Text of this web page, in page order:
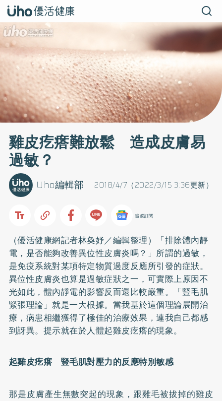
雞皮疙瘩難放鬆 造成皮膚易
過敏？
2018/4/7（2022/3/15 3:36更新）
Uho編輯部
追蹤訂閱
（優活健康網記者林奐妤／編輯整理）「排除體內靜
電，是否能夠改善異位性皮膚炎嗎？」所謂的過敏，
是免疫系統對某項特定物質過度反應所引發的症狀。
異位性皮膚炎也算是過敏症狀之一，可實際上原因不
光如此，體內靜電的影響反而還比較嚴重。「豎毛肌
緊張理論」就是一大根據。當我基於這個理論展開治
療，病患相繼獲得了極佳的治療效果，連我自己都感
到訝異。提示就在於人體起雞皮疙瘩的現象。
起雞皮疙瘩 豎毛肌對壓力的反應特別敏感
那是皮膚產生無數突起的現象，跟雞毛被拔掉的雞皮